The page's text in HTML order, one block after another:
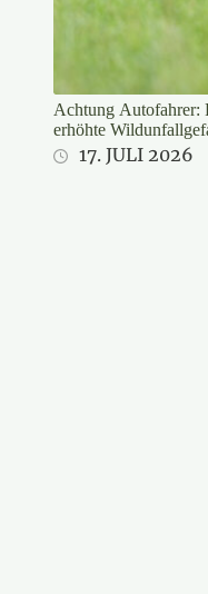
Achtung Autofahrer:
erhöhte
17. JULI 2026